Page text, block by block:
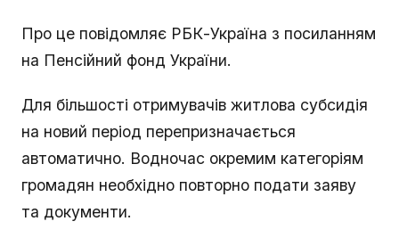
Про це повідомляє РБК-Україна з посиланням
на Пенсійний фонд України.
Для більшості отримувачів житлова субсидія
на новий період перепризначається
автоматично. Водночас окремим категоріям
громадян необхідно повторно подати заяву
та документи.